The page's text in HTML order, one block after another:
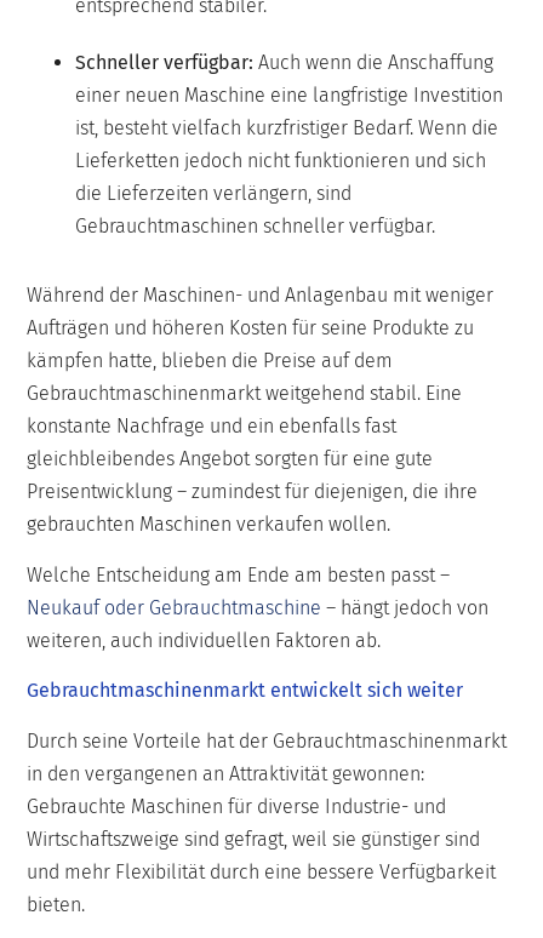
entsprechend stabiler.
Schneller verfügbar: Auch wenn die Anschaffung
einer neuen Maschine eine langfristige Investition
ist, besteht vielfach kurzfristiger Bedarf. Wenn die
Lieferketten jedoch nicht funktionieren und sich
die Lieferzeiten verlängern, sind
Gebrauchtmaschinen schneller verfügbar.
Während der Maschinen- und Anlagenbau mit weniger
Aufträgen und höheren Kosten für seine Produkte zu
kämpfen hatte, blieben die Preise auf dem
Gebrauchtmaschinenmarkt weitgehend stabil. Eine
konstante Nachfrage und ein ebenfalls fast
gleichbleibendes Angebot sorgten für eine gute
Preisentwicklung – zumindest für diejenigen, die ihre
gebrauchten Maschinen verkaufen wollen.
Welche Entscheidung am Ende am besten passt –
Neukauf oder Gebrauchtmaschine – hängt jedoch von
weiteren, auch individuellen Faktoren ab.
Gebrauchtmaschinenmarkt entwickelt sich weiter
Durch seine Vorteile hat der Gebrauchtmaschinenmarkt
in den vergangenen an Attraktivität gewonnen:
Gebrauchte Maschinen für diverse Industrie- und
Wirtschaftszweige sind gefragt, weil sie günstiger sind
und mehr Flexibilität durch eine bessere Verfügbarkeit
bieten.